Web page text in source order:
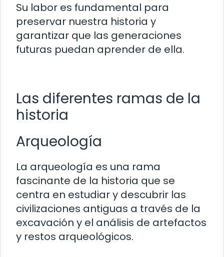
Su labor es fundamental para
preservar nuestra historia y
garantizar que las generaciones
futuras puedan aprender de ella.
Las diferentes ramas de la
historia
Arqueología
La arqueología es una rama
fascinante de la historia que se
centra en estudiar y descubrir las
civilizaciones antiguas a través de la
excavación y el análisis de artefactos
y restos arqueológicos.